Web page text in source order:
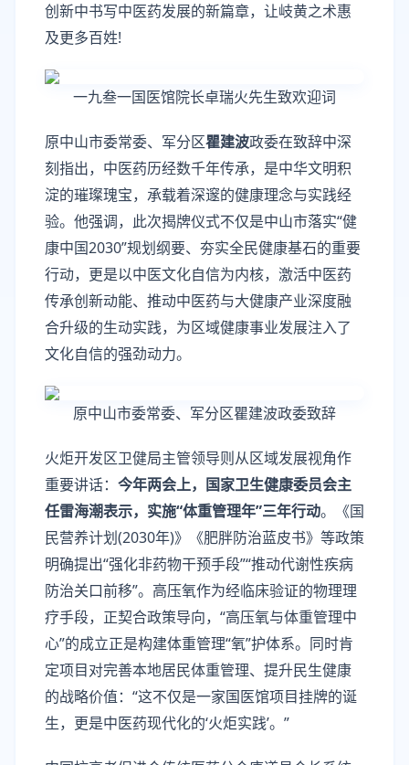
创新中书写中医药发展的新篇章，让岐黄之术惠
及更多百姓!
一九叁一国医馆院长卓瑞火先生致欢迎词
原中山市委常委、军分区瞿建波政委在致辞中深
刻指出，中医药历经数千年传承，是中华文明积
淀的璀璨瑰宝，承载着深邃的健康理念与实践经
验。他强调，此次揭牌仪式不仅是中山市落实“健
康中国2030”规划纲要、夯实全民健康基石的重要
行动，更是以中医文化自信为内核，激活中医药
传承创新动能、推动中医药与大健康产业深度融
合升级的生动实践，为区域健康事业发展注入了
文化自信的强劲动力。
原中山市委常委、军分区瞿建波政委致辞
火炬开发区卫健局主管领导则从区域发展视角作
重要讲话： 今年两会上，国家卫生健康委员会主
任雷海潮表示，实施“体重管理年”三年行动。《国
民营养计划(2030年)》《肥胖防治蓝皮书》等政策
明确提出“强化非药物干预手段”“推动代谢性疾病
防治关口前移”。高压氧作为经临床验证的物理理
疗手段，正契合政策导向，“高压氧与体重管理中
心”的成立正是构建体重管理“氧”护体系。同时肯
定项目对完善本地居民体重管理、提升民生健康
的战略价值：“这不仅是一家国医馆项目挂牌的诞
生，更是中医药现代化的‘火炬实践’。”